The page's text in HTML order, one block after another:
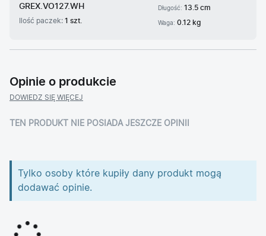
GREX.VO127.WH
Ilość paczek: 1 szt.
Długość:13.5 cm
Waga:0.12 kg
Opinie o produkcie
DOWIEDZ SIĘ WIĘCEJ
TEN PRODUKT NIE POSIADA JESZCZE OPINII
Tylko osoby które kupiły dany produkt mogą
dodawać opinie.